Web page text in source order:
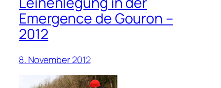
Emergence de Gouron –
2012
8. November 2012